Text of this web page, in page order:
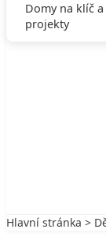
Domy na klíč a
projekty
Hlavní stránka >